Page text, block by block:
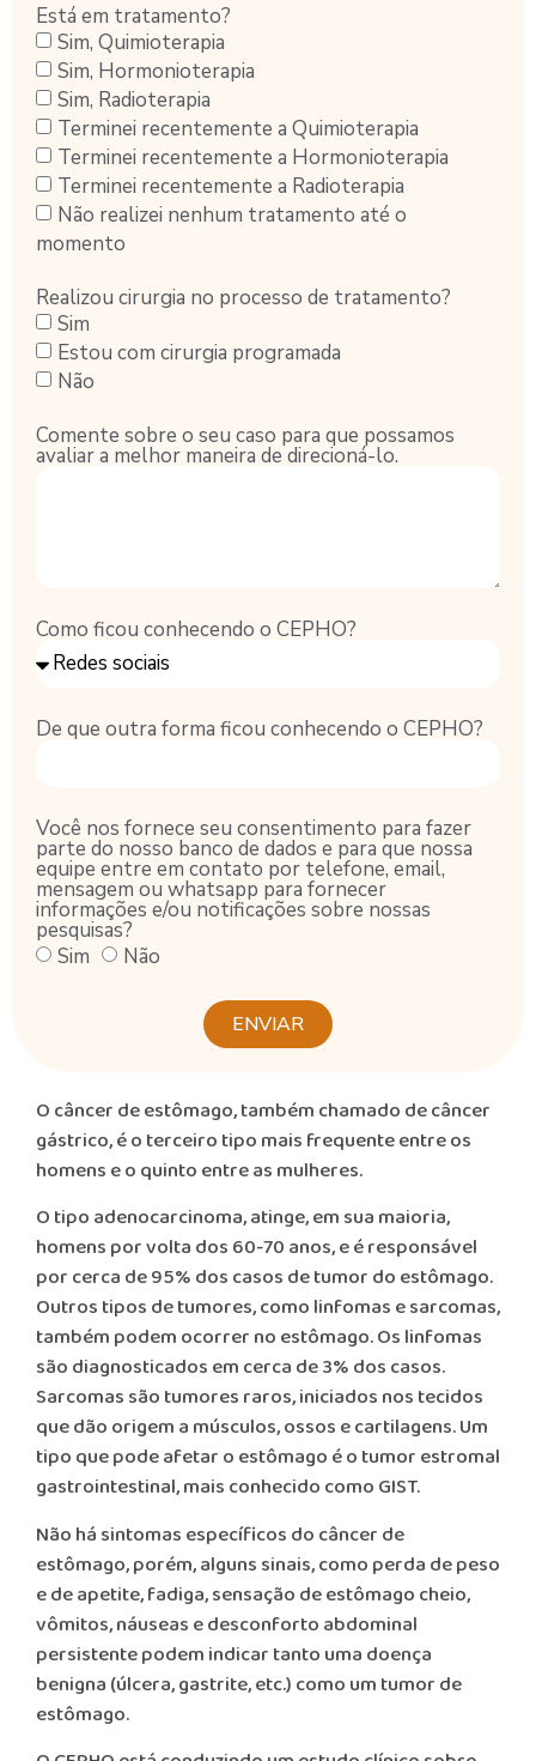
O câncer de estômago, também chamado de câncer
gástrico, é o terceiro tipo mais frequente entre os
homens e o quinto entre as mulheres.
O tipo adenocarcinoma, atinge, em sua maioria,
homens por volta dos 60-70 anos, e é responsável
por cerca de 95% dos casos de tumor do estômago.
Outros tipos de tumores, como linfomas e sarcomas,
também podem ocorrer no estômago. Os linfomas
são diagnosticados em cerca de 3% dos casos.
Sarcomas são tumores raros, iniciados nos tecidos
que dão origem a músculos, ossos e cartilagens. Um
tipo que pode afetar o estômago é o tumor estromal
gastrointestinal, mais conhecido como GIST.
Não há sintomas específicos do câncer de
estômago, porém, alguns sinais, como perda de peso
e de apetite, fadiga, sensação de estômago cheio,
vômitos, náuseas e desconforto abdominal
persistente podem indicar tanto uma doença
benigna (úlcera, gastrite, etc.) como um tumor de
estômago.
Está em tratamento?
Sim, Quimioterapia
Sim, Hormonioterapia
Sim, Radioterapia
Terminei recentemente a Quimioterapia
Terminei recentemente a Hormonioterapia
Terminei recentemente a Radioterapia
Não realizei nenhum tratamento até o
momento
Realizou cirurgia no processo de tratamento?
Sim
Estou com cirurgia programada
Não
Comente sobre o seu caso para que possamos
avaliar a melhor maneira de direcioná-lo.
Como ficou conhecendo o CEPHO?
De que outra forma ficou conhecendo o CEPHO?
Você nos fornece seu consentimento para fazer
parte do nosso banco de dados e para que nossa
equipe entre em contato por telefone, email,
mensagem ou whatsapp para fornecer
informações e/ou notificações sobre nossas
pesquisas?
Sim
Não
ENVIAR